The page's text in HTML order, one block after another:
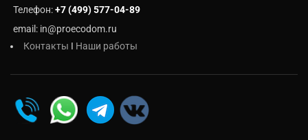
Телефон:+7 (499) 577-04-89
email: in@proecodom.ru
Контакты I Наши работы